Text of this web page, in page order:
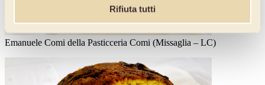
Rifiuta tutti
Emanuele Comi della Pasticceria Comi (Missaglia – LC)